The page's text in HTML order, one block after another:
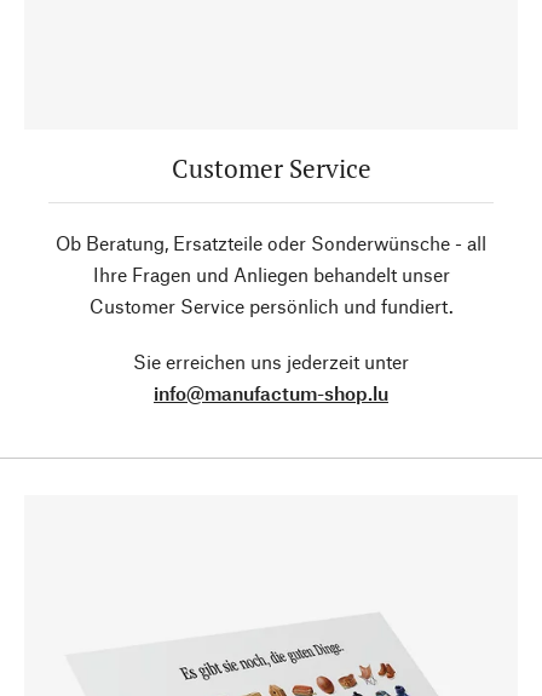
Customer Service
Ob Beratung, Ersatzteile oder Sonderwünsche - all
Ihre Fragen und Anliegen behandelt unser
Customer Service persönlich und fundiert.
Sie erreichen uns jederzeit unter
info@manufactum-shop.lu